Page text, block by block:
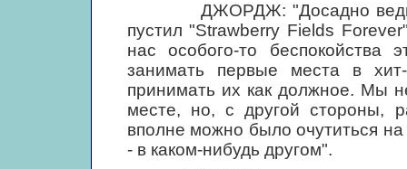
ДЖОРДЖ: "Досадно ведь,
пустил "Strawberry Fields
нас особого-то
занимать первые места в
принимать их как должное. Мы
месте, но, с другой стороны,
вполне можно было очутиться
- в каком-нибудь другом".